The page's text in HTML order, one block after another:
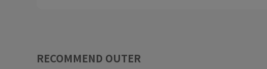
RECOMMEND OUTER